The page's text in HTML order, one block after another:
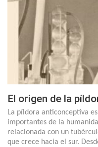
El origen de la
La píldora anticonceptiva
importantes de la
relacionada con un
que crece hacia el sur.